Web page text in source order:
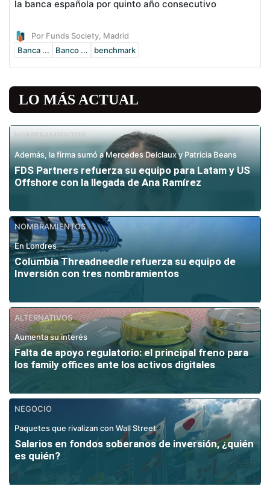
la banca española por quinto año consecutivo
Por Funds Society, Madrid
Banca ...
Banco ... benchmark
LO MÁS ACTUAL
NOMBRAMIENTOS
Además, la firma sumó a Mercedes Delclaux y Patricia Beans
FDS Partners refuerza su equipo para Latam y US
Offshore con la llegada de Ana Ramírez
NOMBRAMIENTOS
En Londres
Columbia Threadneedle refuerza su equipo de
Inversión con tres nombramientos
ALTERNATIVOS
Aumenta su interés
Falta de apoyo regulatorio: el principal freno para
los family offices ante los activos digitales
NEGOCIO
Paquetes que rivalizan con Wall Street
Salarios en fondos soberanos de inversión, ¿quién
es quién?